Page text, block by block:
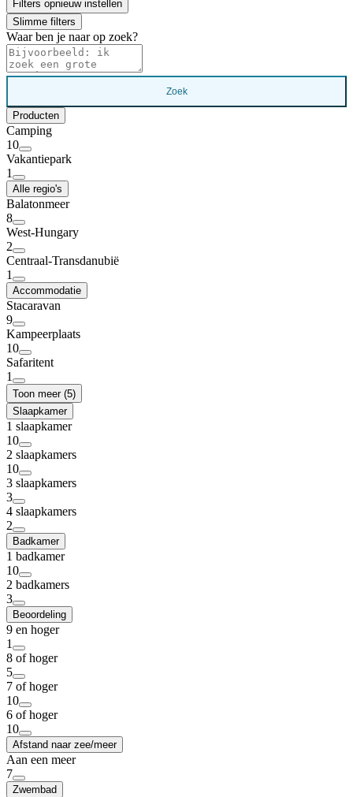
Filters opnieuw instellen
Slimme filters
Waar ben je naar op zoek?
Zoek
Producten
Camping
10
Vakantiepark
1
Alle regio's
Balatonmeer
8
West-Hungary
2
Centraal-Transdanubië
1
Accommodatie
Stacaravan
9
Kampeerplaats
10
Safaritent
1
Toon meer (5)
Slaapkamer
1 slaapkamer
10
2 slaapkamers
10
3 slaapkamers
3
4 slaapkamers
2
Badkamer
1 badkamer
10
2 badkamers
3
Beoordeling
9 en hoger
1
8 of hoger
5
7 of hoger
10
6 of hoger
10
Afstand naar zee/meer
Aan een meer
7
Zwembad